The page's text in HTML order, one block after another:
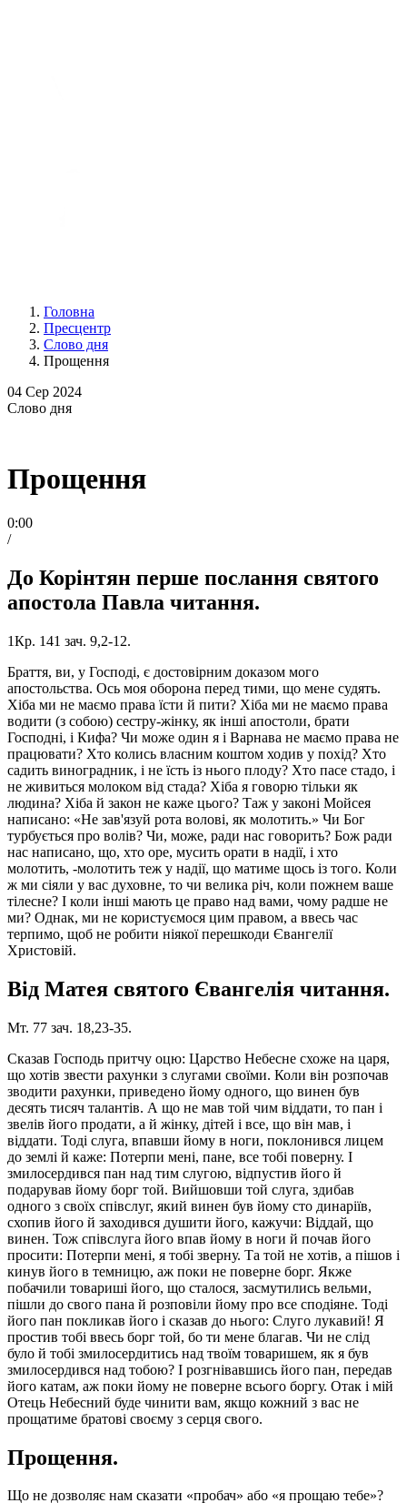
Головна
Пресцентр
Слово дня
Прощення
04 Сер 2024
Слово дня
Прощення
0:00
/
До Корінтян перше послання святого
апостола Павла читання.
1Кр. 141 зач. 9,2-12.
Браття, ви, у Господі, є достовірним доказом мого
апостольства. Ось моя оборона перед тими, що мене судять.
Хіба ми не маємо права їсти й пити? Хіба ми не маємо права
водити (з собою) сестру-жінку, як інші апостоли, брати
Господні, і Кифа? Чи може один я і Варнава не маємо права не
працювати? Хто колись власним коштом ходив у похід? Хто
садить виноградник, і не їсть із нього плоду? Хто пасе стадо, і
не живиться молоком від стада? Хіба я говорю тільки як
людина? Хіба й закон не каже цього? Таж у законі Мойсея
написано: «Не зав'язуй рота волові, як молотить.» Чи Бог
турбується про волів? Чи, може, ради нас говорить? Бож ради
нас написано, що, хто оре, мусить орати в надії, і хто
молотить, -молотить теж у надії, що матиме щось із того. Коли
ж ми сіяли у вас духовне, то чи велика річ, коли пожнем ваше
тілесне? І коли інші мають це право над вами, чому радше не
ми? Однак, ми не користуємося цим правом, а ввесь час
терпимо, щоб не робити ніякої перешкоди Євангелії
Христовій.
Від Матея святого Євангелія читання.
Мт. 77 зач. 18,23-35.
Сказав Господь притчу оцю: Царство Небесне схоже на царя,
що хотів звести рахунки з слугами своїми. Коли він розпочав
зводити рахунки, приведено йому одного, що винен був
десять тисяч талантів. А що не мав той чим віддати, то пан і
звелів його продати, а й жінку, дітей і все, що він мав, і
віддати. Тоді слуга, впавши йому в ноги, поклонився лицем
до землі й каже: Потерпи мені, пане, все тобі поверну. І
змилосердився пан над тим слугою, відпустив його й
подарував йому борг той. Вийшовши той слуга, здибав
одного з своїх співслуг, який винен був йому сто динаріїв,
схопив його й заходився душити його, кажучи: Віддай, що
винен. Тож співслуга його впав йому в ноги й почав його
просити: Потерпи мені, я тобі зверну. Та той не хотів, а пішов і
кинув його в темницю, аж поки не поверне борг. Якже
побачили товариші його, що сталося, засмутились вельми,
пішли до свого пана й розповіли йому про все сподіяне. Тоді
його пан покликав його і сказав до нього: Слуго лукавий! Я
простив тобі ввесь борг той, бо ти мене благав. Чи не слід
було й тобі змилосердитись над твоїм товаришем, як я був
змилосердився над тобою? І розгнівавшись його пан, передав
його катам, аж поки йому не поверне всього боргу. Отак і мій
Отець Небесний буде чинити вам, якщо кожний з вас не
прощатиме братові своєму з серця свого.
Прощення.
Що не дозволяє нам сказати «пробач» або «я прощаю тебе»?